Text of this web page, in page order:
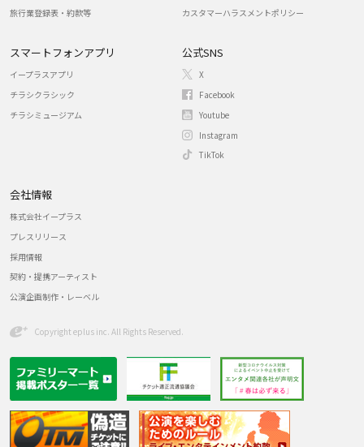
旅行業登録表・約款等
カスタマーハラスメントポリシー
スマートフォンアプリ
イープラスアプリ
チラシクラシック
チラシミュージアム
公式SNS
X
Facebook
Youtube
Instagram
TikTok
会社情報
株式会社イープラス
プレスリリース
採用情報
契約・提携アーティスト
公演企画制作・レーベル
Copyright eplus inc. All Rights Reserved.